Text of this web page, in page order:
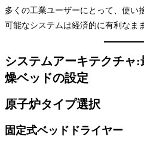
多くの工業ユーザーにとって、使い
可能なシステムは経済的に有利なま
システムアーキテクチャ
燥ベッドの設定
原子炉タイプ選択
固定式ベッドドライヤー